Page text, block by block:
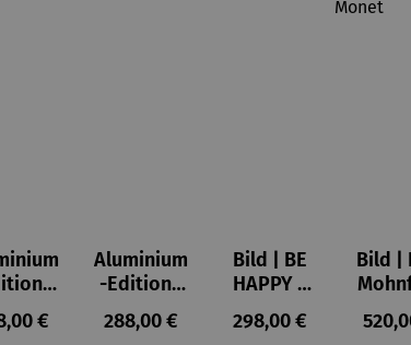
|
OF
-
Preis:
€
Aluminium
-Edition |
LOVE OF
MY LIFE
Regulärer Preis:
288,00 €
Bild | BE
HAPPY –
Michael
Pfannsch
Regulärer Preis:
298,00 €
Bild |